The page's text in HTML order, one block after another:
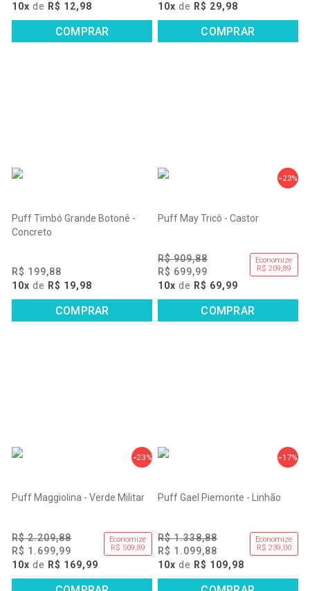
10x de R$ 12,98
COMPRAR
10x de R$ 29,98
COMPRAR
Puff Timbó Grande Botonê -
Concreto
R$ 199,88
10x de R$ 19,98
COMPRAR
23%
Puff May Tricô - Castor
R$ 909,88
R$ 699,99
Economize
R$ 209,89
10x de R$ 69,99
COMPRAR
23%
Puff Maggiolina - Verde Militar
R$ 2.209,88
R$ 1.699,99
Economize
R$ 509,89
10x de R$ 169,99
17%
Puff Gael Piemonte - Linhão
R$ 1.338,88
R$ 1.099,88
Economize
R$ 239,00
10x de R$ 109,98